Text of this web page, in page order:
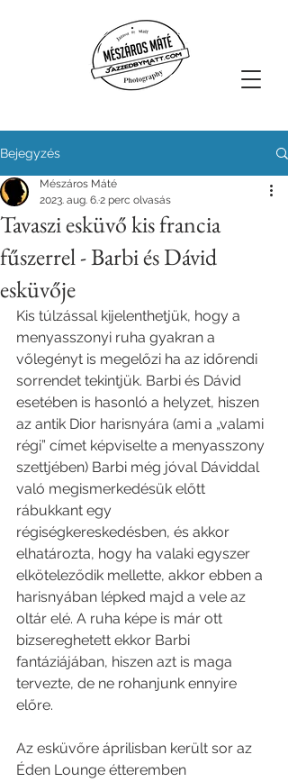
Bejegyzés
Tavaszi esküvő kis francia
fűszerrel - Barbi és Dávid
esküvője
Mészáros Máté
2023. aug. 6.2 perc olvasás
Kis túlzással kijelenthetjük, hogy a
menyasszonyi ruha gyakran a
vőlegényt is megelőzi ha az időrendi
sorrendet tekintjük. Barbi és Dávid
esetében is hasonló a helyzet, hiszen
az antik Dior harisnyára (ami a „valami
régi” címet képviselte a menyasszony
szettjében) Barbi még jóval Dáviddal
való megismerkedésük előtt
rábukkant egy
régiségkereskedésben, és akkor
elhatározta, hogy ha valaki egyszer
elköteleződik mellette, akkor ebben a
harisnyában lépked majd a vele az
oltár elé. A ruha képe is már ott
bizsereghetett ekkor Barbi
fantáziájában, hiszen azt is maga
tervezte, de ne rohanjunk ennyire
előre.
Az esküvőre áprilisban került sor az
Éden Lounge étteremben